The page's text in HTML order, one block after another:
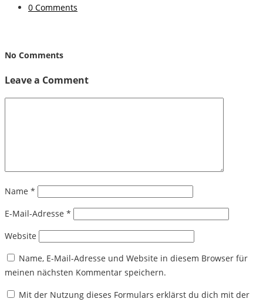
0 Comments
No Comments
Leave a Comment
Name *
E-Mail-Adresse *
Website
Name, E-Mail-Adresse und Website in diesem Browser für
meinen nächsten Kommentar speichern.
Mit der Nutzung dieses Formulars erklärst du dich mit der